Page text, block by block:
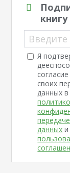
Я
своих
данных
данных и